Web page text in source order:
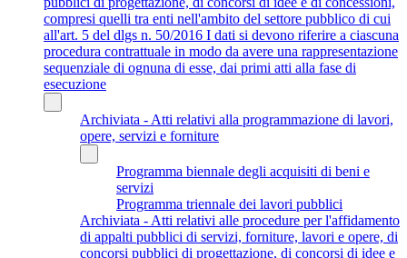
compresi quelli tra enti nell'ambito del settore pubblico di cui
all'art. 5 del dlgs n. 50/2016 I dati si devono riferire a ciascuna
procedura contrattuale in modo da avere una rappresentazione
sequenziale di ognuna di esse, dai primi atti alla fase di
esecuzione
Archiviata - Atti relativi alla programmazione di lavori,
opere, servizi e forniture
Programma biennale degli acquisiti di beni e
servizi
Programma triennale dei lavori pubblici
Archiviata - Atti relativi alle procedure per l'affidamento
di appalti pubblici di servizi, forniture, lavori e opere, di
concorsi pubblici di progettazione, di concorsi di idee e